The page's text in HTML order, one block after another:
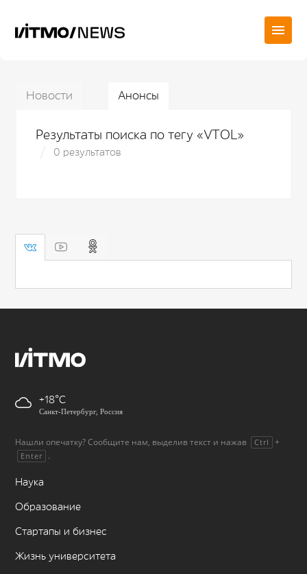
Новости Анонсы
Результаты поиска по тегу «VTOL»
0 результатов
+18
Санкт-Петербург, Россия
Нашли опечатку? Сообщите нам, выделив текст и нажав Ctrl +
Enter .
Наука
Образование
Стартапы и бизнес
Жизнь университета